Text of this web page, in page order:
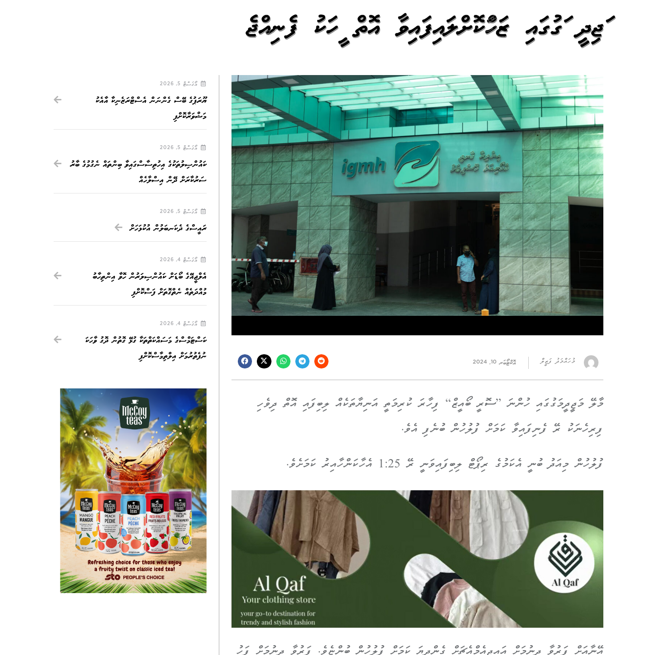
މަޖިދީ މަގުގައި ޒަހަމްކޮށްލައިފައިވާ އޮތް މީހަކު ފެނިއްޖެ
މުހައްމަދު ފަޒީލް އޮކްޓޯބަރ 10, 2024
މާލޭ މަޖީދީމަގުގައި ހުންނަ ”ސޮރީ ބޯއީޒް“ ފިހާރަ ކުރިމަތީ އަނިޔާތަކެއް ލިބިފައި އޮތް ދިވެހި
ފިރިހެނަކު ރޭ ފެނިފައިވާ ކަމަށް ފުލުހުން ބުނެފި އެވެ.
ފުލުހުން މިއަދު ބުނީ އެކަމުގެ ރިޕޯޓް ލިބިފައިވަނީ ރޭ 1:25 އެހާކަންހާއިރު ކަމަށެވެ.
އޯގަސްޓް 5, 2026
ޔޫރަޕުގެ ބޭސް ގެންނަން އެސްޓްރަޒެނިކާ އާއެކު
މަޝްވަރާކޮށްފި
އޯގަސްޓް 5, 2026
ކައުންސިލުތަކުގެ އިހުތިސާސްގައިވާ ބިންތައް ނެގުމުގެ ބާރު
ސަރުކާރަށް ދޭން އިސްލާހެއް
އޯގަސްޓް 5, 2026
ރައީސްގެ ދެކަނބަލުން އުކުޅަހަށް
އޯގަސްޓް 4, 2026
އެލްޖީއޭގެ ބޯޑަށް ކައުންސިލަރުން ހޮވާ އިންތިހާބު
މުއްދަތެއް ނެތްގޮތަށް ފަސްކޮށްފި
އޯގަސްޓް 4, 2026
ކަސްޓަމްސްގެ މަސައްކަތްތަކާ ގުޅޭ ގޮތުން ދޮގު ވާހަކަ
ނުފެތުރުމަށް އިލްތިމާސްކޮށްފި